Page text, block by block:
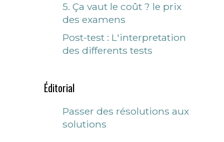
5. Ça vaut le coût ? le prix
des examens
Post-test : L'interpretation
des differents tests
Éditorial
Passer des résolutions aux
solutions